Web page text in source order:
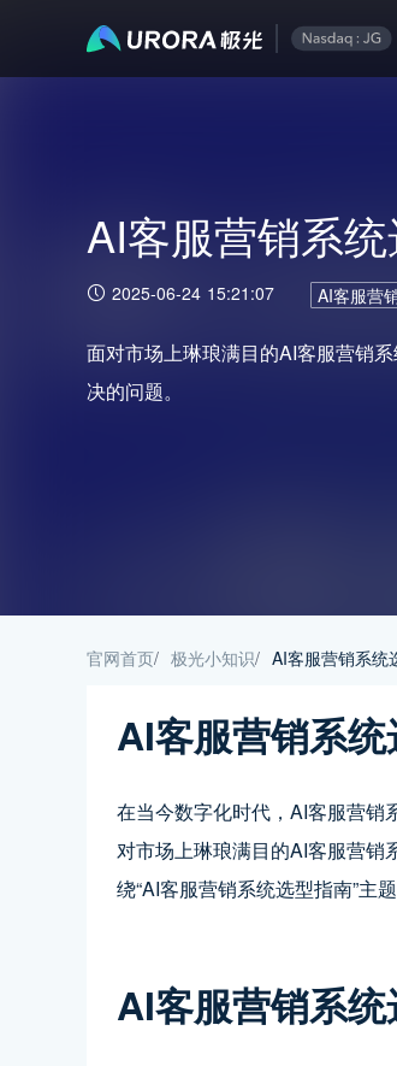
AI客服营销系
2025-06-24 15:21:07 AI客服营
面对市场上琳琅满目的AI客服营销
决的问题。
官网首页/ 极光小知识/ AI客服营销系统
AI客服营销系
在当今数字化时代，AI客服营销
对市场上琳琅满目的AI客服营销
绕“AI客服营销系统选型指南”主
AI客服营销系